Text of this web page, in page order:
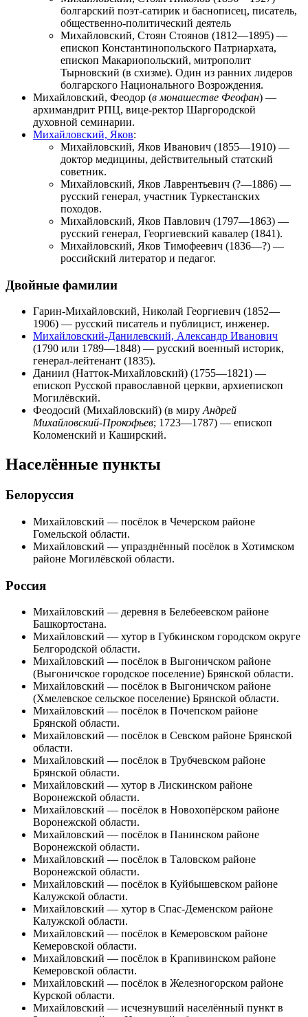
болгарский поэт-сатирик и баснописец, писатель,
общественно-политический деятель
Михайловский, Стоян Стоянов (1812—1895) —
епископ Константинопольского Патриархата,
епископ Макариопольский, митрополит
Тырновский (в схизме). Один из ранних лидеров
болгарского Национального Возрождения.
Михайловский, Феодор (в монашестве Феофан) —
архимандрит РПЦ, вице-ректор Шаргородской
духовной семинарии.
Михайловский, Яков:
Михайловский, Яков Иванович (1855—1910) —
доктор медицины, действительный статский
советник.
Михайловский, Яков Лаврентьевич (?—1886) —
русский генерал, участник Туркестанских
походов.
Михайловский, Яков Павлович (1797—1863) —
русский генерал, Георгиевский кавалер (1841).
Михайловский, Яков Тимофеевич (1836—?) —
российский литератор и педагог.
Двойные фамилии
Гарин-Михайловский, Николай Георгиевич (1852—
1906) — русский писатель и публицист, инженер.
Михайловский-Данилевский, Александр Иванович
(1790 или 1789—1848) — русский военный историк,
генерал-лейтенант (1835).
Даниил (Натток-Михайловский) (1755—1821) —
епископ Русской православной церкви, архиепископ
Могилёвский.
Феодосий (Михайловский) (в миру Андрей
Михайловский-Прокофьев; 1723—1787) — епископ
Коломенский и Каширский.
Населённые пункты
Белоруссия
Михайловский — посёлок в Чечерском районе
Гомельской области.
Михайловский — упразднённый посёлок в Хотимском
районе Могилёвской области.
Россия
Михайловский — деревня в Белебеевском районе
Башкортостана.
Михайловский — хутор в Губкинском городском округе
Белгородской области.
Михайловский — посёлок в Выгоничском районе
(Выгоничское городское поселение) Брянской области.
Михайловский — посёлок в Выгоничском районе
(Хмелевское сельское поселение) Брянской области.
Михайловский — посёлок в Почепском районе
Брянской области.
Михайловский — посёлок в Севском районе Брянской
области.
Михайловский — посёлок в Трубчевском районе
Брянской области.
Михайловский — хутор в Лискинском районе
Воронежской области.
Михайловский — посёлок в Новохопёрском районе
Воронежской области.
Михайловский — посёлок в Панинском районе
Воронежской области.
Михайловский — посёлок в Таловском районе
Воронежской области.
Михайловский — посёлок в Куйбышевском районе
Калужской области.
Михайловский — хутор в Спас-Деменском районе
Калужской области.
Михайловский — посёлок в Кемеровском районе
Кемеровской области.
Михайловский — посёлок в Крапивинском районе
Кемеровской области.
Михайловский — посёлок в Железногорском районе
Курской области.
Михайловский — исчезнувший населённый пункт в